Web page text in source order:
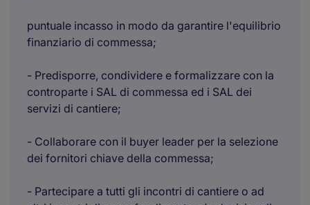
puntuale incasso in modo da garantire l'equilibrio
finanziario di commessa;
- Predisporre, condividere e formalizzare con la
controparte i SAL di commessa ed i SAL dei
servizi di cantiere;
- Collaborare con il buyer leader per la selezione
dei fornitori chiave della commessa;
- Partecipare a tutti gli incontri di cantiere o ad